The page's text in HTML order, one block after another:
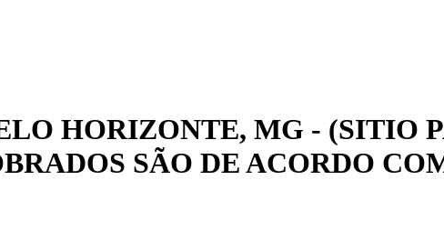
HORIZONTE, MG - (SITIO
SÃO DE ACORDO